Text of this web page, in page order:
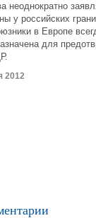
неоднократно
у российских
в Европе
для
2012